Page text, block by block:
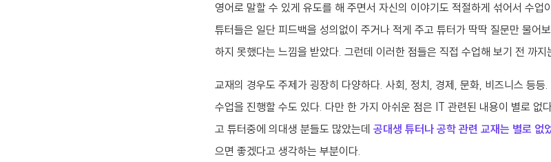
영어로 말할 수 있게 유도를 해 주면서 자신의 이야기도 적절하게 섞어서 수업
튜터들은 일단 피드백을 성의없이 주거나 적게 주고 튜터가 딱딱 질문만 물어
하지 못했다는 느낌을 받았다. 그런데 이러한 점들은 직접 수업해 보기 전 까지
교재의 경우도 주제가 굉장히 다양하다. 사회, 정치, 경제, 문화, 비즈니스 등
수업을 진행할 수도 있다. 다만 한 가지 아쉬운 점은 IT 관련된 내용이 별로 없
고 튜터중에 의대생 분들도 많았는데 공대생 튜터나 공학 관련 교재는 별로 없
으면 좋겠다고 생각하는 부분이다.